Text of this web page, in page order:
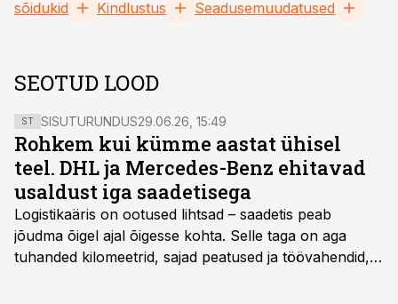
sõidukid Kindlustus Seadusemuudatused
SEOTUD LOOD
ST SISUTURUNDUS29.06.26, 15:49
Rohkem kui kümme aastat ühisel
teel. DHL ja Mercedes-Benz ehitavad
usaldust iga saadetisega
Logistikaäris on ootused lihtsad – saadetis peab
jõudma õigel ajal õigesse kohta. Selle taga on aga
tuhanded kilomeetrid, sajad peatused ja töövahendid,